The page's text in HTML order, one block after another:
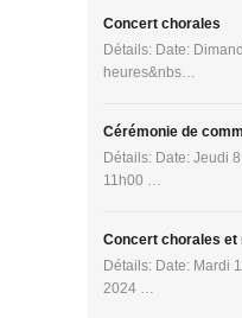
Concert chorales
Détails: Date:
heures&nbs…
Cérémonie de
Détails: Date: Jeudi
11h00 …
Concert chorales et
Détails: Date: Mardi
2024 …